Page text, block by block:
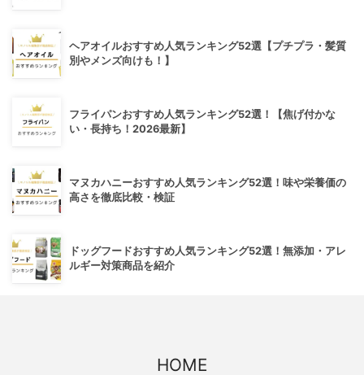
ヘアオイルおすすめ人気ランキング52選【プチプラ・髪質
別やメンズ向けも！】
フライパンおすすめ人気ランキング52選！【焦げ付かな
い・長持ち！2026最新】
マヌカハニーおすすめ人気ランキング52選！味や栄養価の
高さを徹底比較・検証
ドッグフードおすすめ人気ランキング52選！無添加・アレ
ルギー対策商品を紹介
HOME